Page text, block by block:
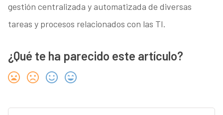
gestión centralizada y automatizada de diversas
tareas y procesos relacionados con las TI.
¿Qué te ha parecido este artículo?